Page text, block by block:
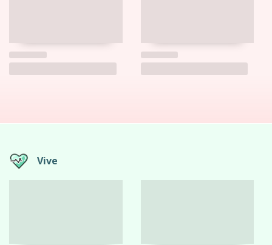
Vive